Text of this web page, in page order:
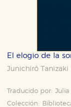
El elogio de la
Junichirô Tanizaki
Traducido por: Julia
Colección: